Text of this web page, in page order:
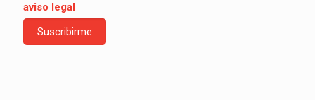
aviso legal